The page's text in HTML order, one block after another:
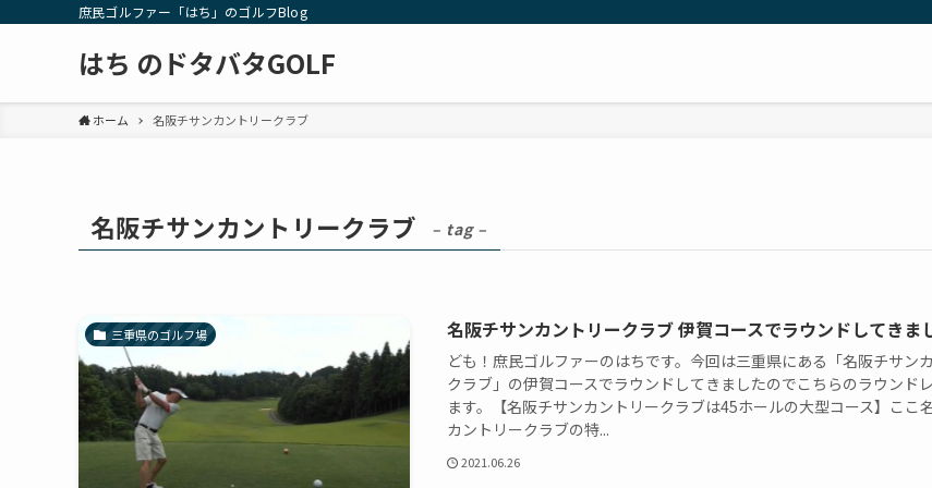
庶民ゴルファー「はち」のゴルフBlog
はち のドタバタGOLF
ホーム 名阪チサンカントリークラブ
名阪チサンカントリークラブ – tag –
三重県のゴルフ場 名阪チサンカントリークラブ 伊賀コースでラウンドしてきま
ども！庶民ゴルファーのはちです。今回は三重県にある「名阪チサン
クラブ」の伊賀コースでラウンドしてきましたのでこちらのラウンド
ます。【名阪チサンカントリークラブは45ホールの大型コース】ここ
カントリークラブの特...
2021.06.26